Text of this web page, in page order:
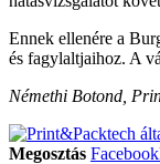
Ennek ellenére a
és fagylaltjaihoz. A
Némethi Botond,
Megosztás Facebook